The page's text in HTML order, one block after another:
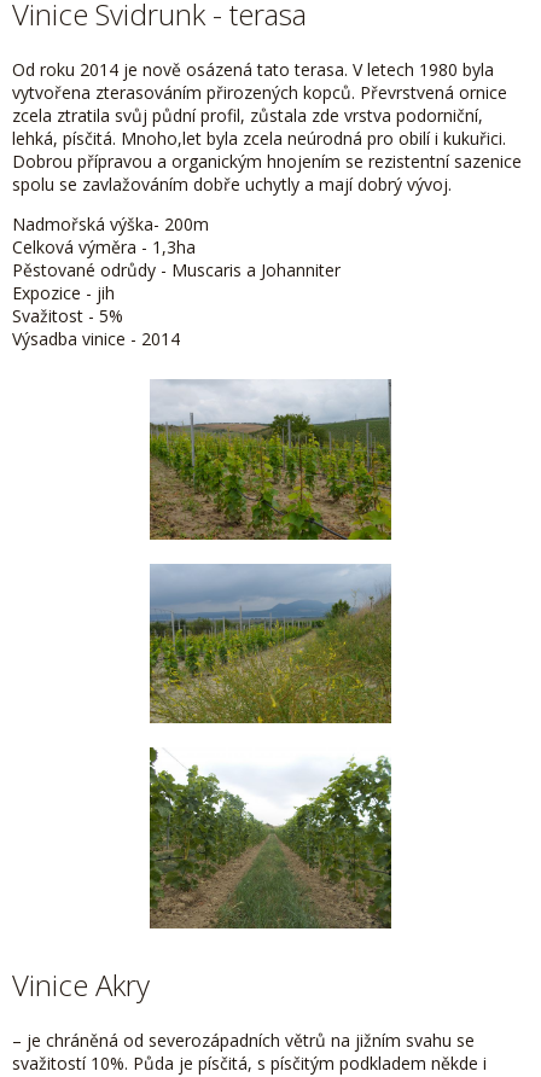
Vinice Svidrunk - terasa
Od roku 2014 je nově osázená tato terasa. V letech 1980 byla
vytvořena zterasováním přirozených kopců. Převrstvená ornice
zcela ztratila svůj půdní profil, zůstala zde vrstva podorniční,
lehká, písčitá. Mnoho,let byla zcela neúrodná pro obilí i kukuřici.
Dobrou přípravou a organickým hnojením se rezistentní sazenice
spolu se zavlažováním dobře uchytly a mají dobrý vývoj.
Nadmořská výška- 200m
Celková výměra - 1,3ha
Pěstované odrůdy - Muscaris a Johanniter
Expozice - jih
Svažitost - 5%
Výsadba vinice - 2014
Vinice Akry
– je chráněná od severozápadních větrů na jižním svahu se
svažitostí 10%. Půda je písčitá, s písčitým podkladem někde i